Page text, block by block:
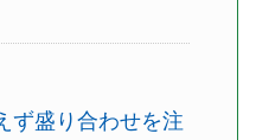
ず盛り合わせを注